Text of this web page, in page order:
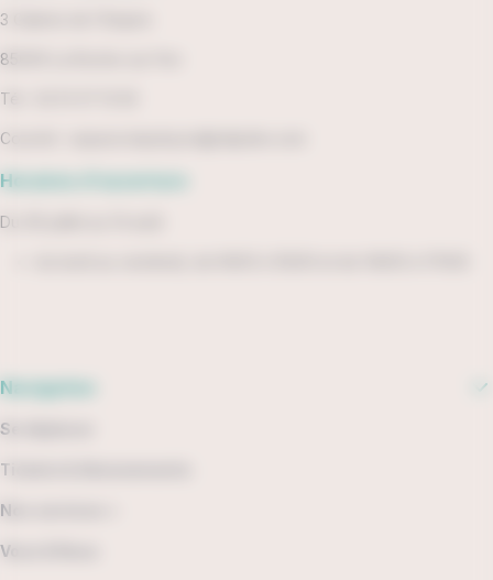
3 Galerie de l'Empire
85000 La Roche-sur-Yon
Tél : 02 51 37 13 93
Courriel :
Horaires d'ouverture
Du 06 juillet au 14 août
Navigation
Se déplacer
Tickets & Abonnements
Nos services +
Vous & Nous